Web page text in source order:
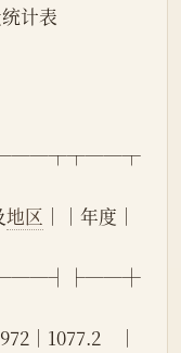
计表
地区 ││年度│
│